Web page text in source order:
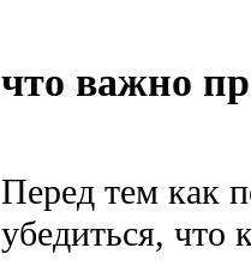
что важно
Перед тем как
убедиться, что